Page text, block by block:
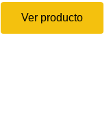
Ver producto